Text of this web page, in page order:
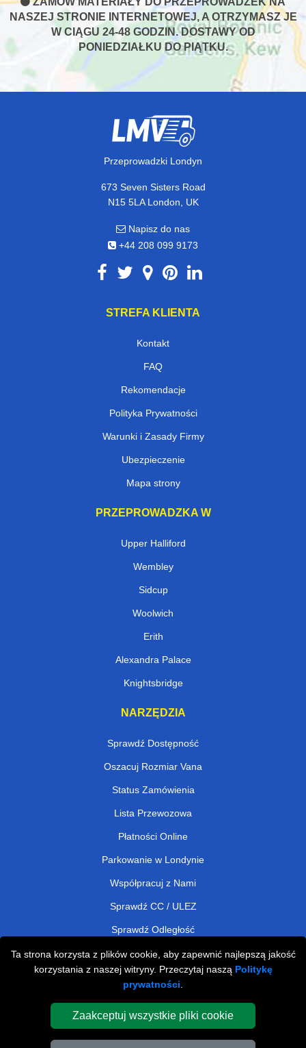
Ta strona korzysta z plików cookie, aby zapewnić najlepszą jakość
korzystania z naszej witryny. Przeczytaj naszą Politykę
prywatności
Zaakceptuj wszystkie pliki cookie
NASZEJ STRONIE INTERNETOWEJ, A OTRZYMASZ JE
W CIĄGU 24-48 GODZIN. DOSTAWY OD
PONIEDZIAŁKU DO PIĄTKU.
Przeprowadzki Londyn
673 Seven Sisters Road
N15 5LA London, UK
Napisz do nas
+44 208 099 9173
STREFA KLIENTA
Kontakt
FAQ
Rekomendacje
Polityka Prywatności
Warunki i Zasady Firmy
Ubezpieczenie
Mapa strony
PRZEPROWADZKA W
Upper Halliford
Wembley
Sidcup
Woolwich
Erith
Alexandra Palace
Knightsbridge
NARZĘDZIA
Sprawdź Dostępność
Oszacuj Rozmiar Vana
Status Zamówienia
Lista Przewozowa
Płatności Online
Parkowanie w Londynie
Współpracuj z Nami
Sprawdź CC / ULEZ
Sprawdź Odległość
Man and Van Removals